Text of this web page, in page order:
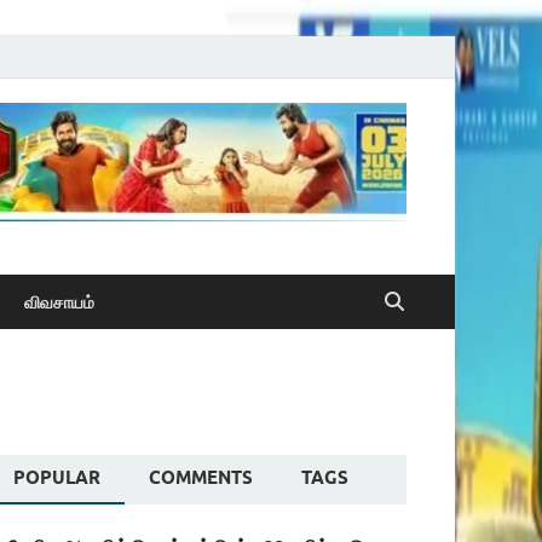
விவசாயம்
POPULAR COMMENTS TAGS